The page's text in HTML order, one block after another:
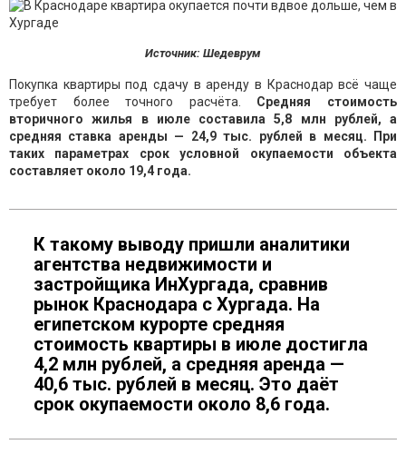
Источник: Шедеврум
Покупка квартиры под сдачу в аренду в Краснодар всё чаще
требует более точного расчёта. Средняя стоимость
вторичного жилья в июле составила 5,8 млн рублей, а
средняя ставка аренды — 24,9 тыс. рублей в месяц. При
таких параметрах срок условной окупаемости объекта
составляет около 19,4 года.
К такому выводу пришли аналитики
агентства недвижимости и
застройщика ИнХургада, сравнив
рынок Краснодара с Хургада. На
египетском курорте средняя
стоимость квартиры в июле достигла
4,2 млн рублей, а средняя аренда —
40,6 тыс. рублей в месяц. Это даёт
срок окупаемости около 8,6 года.